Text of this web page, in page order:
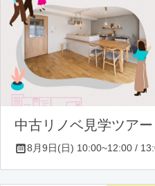
中古リノベ見学ツアー
8月9日(日) 10:00~12:00 /